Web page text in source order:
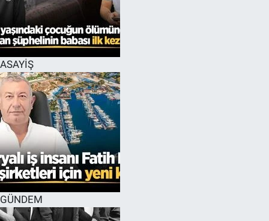
ASAYİŞ
GÜNDEM
EĞİTİM
ÖZEL HABER
HALK54 PANORAMA